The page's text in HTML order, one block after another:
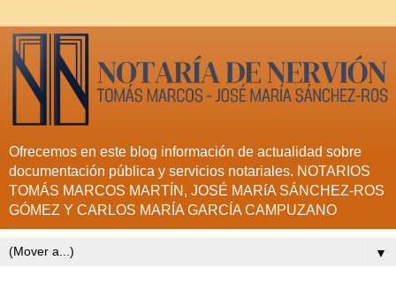
Ofrecemos en este blog información de actualidad sobre
documentación pública y servicios notariales. NOTARIOS
TOMÁS MARCOS MARTÍN, JOSÉ MARíA SÁNCHEZ-ROS
GÓMEZ Y CARLOS MARÍA GARCÍA CAMPUZANO
▼